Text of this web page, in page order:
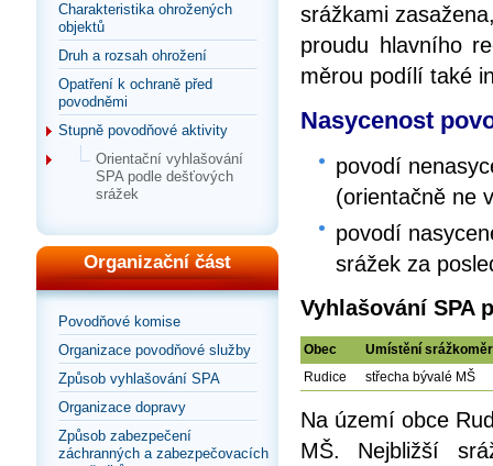
Charakteristika ohrožených
objektů
Druh a rozsah ohrožení
Opatření k ochraně před
povodněmi
Stupně povodňové aktivity
Orientační vyhlašování
SPA podle dešťových
srážek
Organizační část
Povodňové komise
Organizace povodňové služby
Způsob vyhlašování SPA
Organizace dopravy
Způsob zabezpečení
záchranných a zabezpečovacích
srážkami
proudu hlavního
měrou podílí také
Nasycenost
povodí
(orientačně ne
povodí
srážek za
Vyhlašování SPA
Obec
Umístění
Rudice
střecha bývalé MŠ
Na území obce
MŠ. Nejbližší